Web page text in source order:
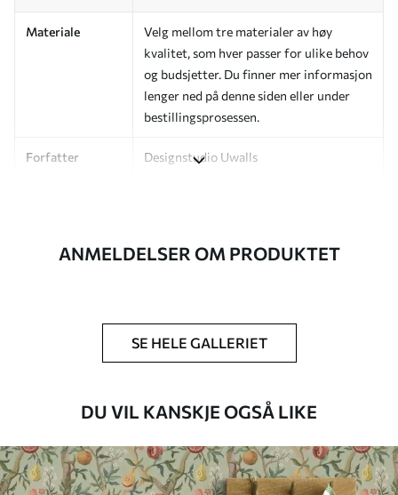
Materiale
Velg mellom tre materialer av høy
kvalitet, som hver passer for ulike behov
og budsjetter. Du finner mer informasjon
lenger ned på denne siden eller under
bestillingsprosessen.
Forfatter Designstudio Uwalls
Du kan legge til et lakkbelegg og/eller
Rengjøring
Tapetet kan rengjøres skånsomt med en
rengjøres med vann.
ANMELDELSER OM PRODUKTET
SE HELE GALLERIET
DU VIL KANSKJE OGSÅ LIKE